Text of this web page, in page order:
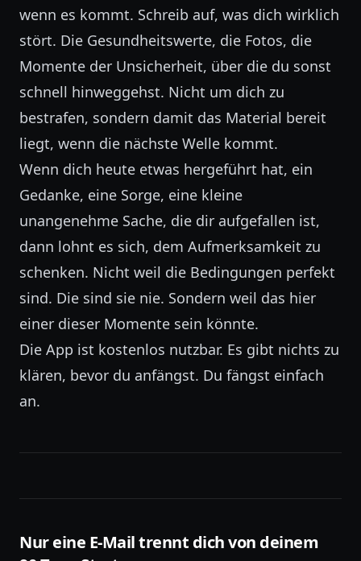
wenn es kommt. Schreib auf, was dich wirklich
stört. Die Gesundheitswerte, die Fotos, die
Momente der Unsicherheit, über die du sonst
schnell hinweggehst. Nicht um dich zu
bestrafen, sondern damit das Material bereit
liegt, wenn die nächste Welle kommt.
Wenn dich heute etwas hergeführt hat, ein
Gedanke, eine Sorge, eine kleine
unangenehme Sache, die dir aufgefallen ist,
dann lohnt es sich, dem Aufmerksamkeit zu
schenken. Nicht weil die Bedingungen perfekt
sind. Die sind sie nie. Sondern weil das hier
einer dieser Momente sein könnte.
Die App ist kostenlos nutzbar. Es gibt nichts zu
klären, bevor du anfängst. Du fängst einfach
an.
Nur eine E-Mail trennt dich von deinem